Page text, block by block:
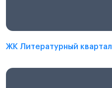
ЖК Литературный квартал